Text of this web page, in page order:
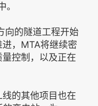
向的隧道工程开始
，MTA将继续密
控制，以及正在
的其他项目也在